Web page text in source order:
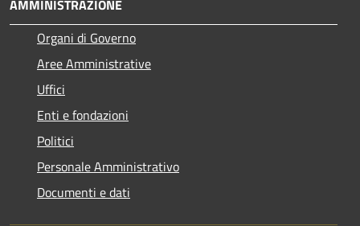
AMMINISTRAZIONE
Organi di Governo
Aree Amministrative
Uffici
Enti e fondazioni
Politici
Personale Amministrativo
Documenti e dati